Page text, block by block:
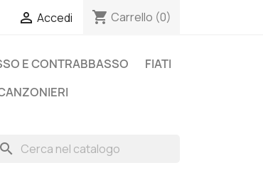
 Accedi shopping_cart Carrello (0)
E CONTRABBASSO
FIATI
search